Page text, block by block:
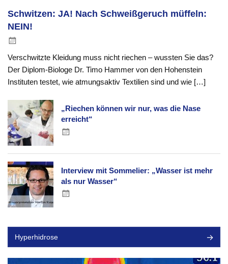
Schwitzen: JA! Nach Schweißgeruch müffeln:
NEIN!
Verschwitzte Kleidung muss nicht riechen – wussten Sie das?
Der Diplom-Biologe Dr. Timo Hammer von den Hohenstein
Instituten testet, wie atmungsaktiv Textilien sind und wie […]
„Riechen können wir nur, was die Nase
erreicht“
Interview mit Sommelier: „Wasser ist mehr
als nur Wasser“
Hyperhidrose